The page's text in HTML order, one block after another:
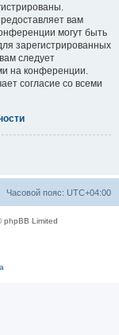
вам
могут быть
зарегистрированных
следует
на конференции.
согласие со всеми
Часовой пояс: UTC+04:00
phpBB Limited